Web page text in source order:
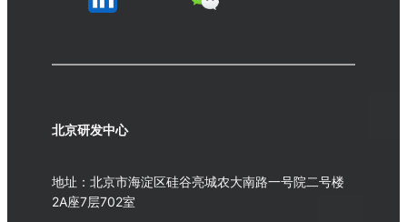
北京研发中心
地址：北京市海淀区硅谷亮城农大南路一号院二号楼
2A座7层702室